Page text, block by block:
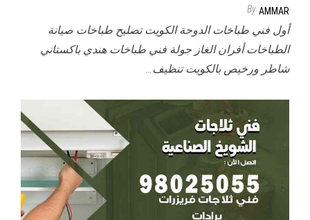
By AMMAR
أول فني طباخات الدوحة الكويت تصليح طباخات صيانة
الطباخات أفران الغاز جولة فني طباخات هندي باكستاني
شاطر ورخيص بالكويت تنظيف…